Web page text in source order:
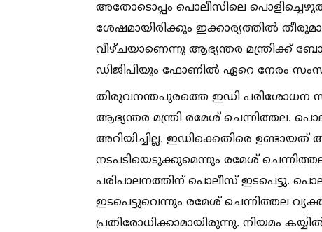
അതോടൊപ്പം പൊലീസിലെ
ശേഷമായിരിക്കും ഇക്കാര്യത്തില്‍
വീഴ്ചയാണെന്നു ആഭ്യന്തര മന്ത്രിക്ക്
ഡിജിപിയും ഫോണില്‍ ഏറെ നേരം
തിരുവനന്തപുരത്തെ ഇഡി പരിശോധന
ആഭ്യന്തര മന്ത്രി രമേശ് ചെന്നിത്തല.
അറിയിച്ചില്ല. ഇഡിക്കെതിരെ
നടപടിയെടുക്കുമെന്നും രമേശ്
പരിപാലനത്തിന് പൊലീസ് ഇടപെട്ടു.
ഇടപെട്ടുവെന്നും രമേശ് ചെന്നിത്തല
പ്രതിരോധിക്കാമായിരുന്നു. നിയമം